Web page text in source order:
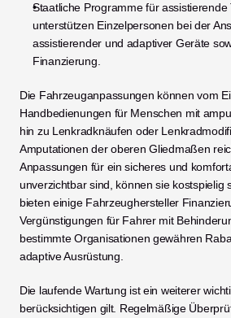
Staatliche Programme für assistierende
unterstützen Einzelpersonen bei der
assistierender und adaptiver Geräte
Finanzierung.
Die Fahrzeuganpassungen können vom
Handbedienungen für Menschen mit
hin zu Lenkradknäufen oder
Amputationen der oberen Gliedmaßen
Anpassungen für ein sicheres und
unverzichtbar sind, können sie kostspielig
bieten einige Fahrzeughersteller
Vergünstigungen für Fahrer mit
bestimmte Organisationen gewähren
adaptive Ausrüstung.
Die laufende Wartung ist ein weiterer
berücksichtigen gilt. Regelmäßige